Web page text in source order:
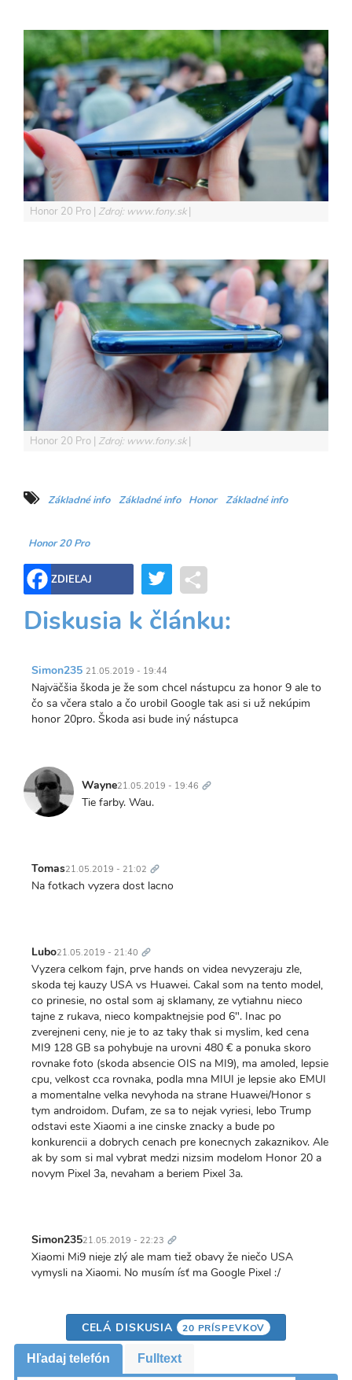
Honor 20 Pro Zdroj: www.fony.sk
Honor 20 Pro Zdroj: www.fony.sk
Základné info Základné info Honor Základné info
Honor 20 Pro
ZDIEĽAJ Twitter
Diskusia k článku:
Simon235 21.05.2019 - 19:44
Najväčšia škoda je že som chcel nástupcu za honor 9 ale to
čo sa včera stalo a čo urobil Google tak asi si už nekúpim
honor 20pro. Škoda asi bude iný nástupca
Wayne21.05.2019 - 19:46 odkaz
Tie farby. Wau.
Tomas21.05.2019 - 21:02 odkaz
Na fotkach vyzera dost lacno
Lubo21.05.2019 - 21:40 odkaz
Vyzera celkom fajn, prve hands on videa nevyzeraju zle,
skoda tej kauzy USA vs Huawei. Cakal som na tento model,
co prinesie, no ostal som aj sklamany, ze vytiahnu nieco
tajne z rukava, nieco kompaktnejsie pod 6". Inac po
zverejneni ceny, nie je to az taky thak si myslim, ked cena
MI9 128 GB sa pohybuje na urovni 480 € a ponuka skoro
rovnake foto (skoda absencie OIS na MI9), ma amoled, lepsie
cpu, velkost cca rovnaka, podla mna MIUI je lepsie ako EMUI
a momentalne velka nevyhoda na strane Huawei/Honor s
tym androidom. Dufam, ze sa to nejak vyriesi, lebo Trump
odstavi este Xiaomi a ine cinske znacky a bude po
konkurencii a dobrych cenach pre konecnych zakaznikov. Ale
ak by som si mal vybrat medzi nizsim modelom Honor 20 a
novym Pixel 3a, nevaham a beriem Pixel 3a.
Simon23521.05.2019 - 22:23 odkaz
Xiaomi Mi9 nieje zlý ale mam tiež obavy že niečo USA
vymysli na Xiaomi. No musím ísť ma Google Pixel :/
CELÁ DISKUSIA 20 PRÍSPEVKOV
Hľadaj telefón Fulltext